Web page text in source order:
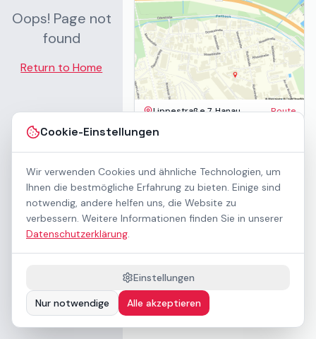
Cookie-Einstellungen
Wir verwenden Cookies und ähnliche Technologien, um
Ihnen die bestmögliche Erfahrung zu bieten. Einige sind
notwendig, andere helfen uns, die Website zu
verbessern. Weitere Informationen finden Sie in unserer
Datenschutzerklärung.
Einstellungen
Nur notwendige
Alle akzeptieren
Oops! Page not
found
Return to Home
Lippestraße 7, Hanau Route
Impressum
Barrierefreiheit
Kontakt
Mietbedingungen
Cookie-Einstellungen
Downloads
Preisliste (PDF)
Barrierefrei nach WCAG 2.1 AA